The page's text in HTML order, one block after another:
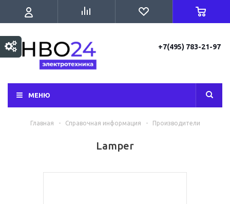
+7(495) 783-21-97
МЕНЮ
Главная - Справочная информация - Производители
Lamper